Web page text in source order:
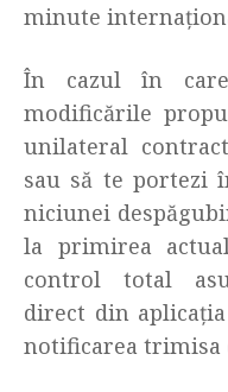
minute
În cazul în
modificările
unilateral
sau să te portezi
niciunei
la primirea
control total
direct din
notificarea trimisa